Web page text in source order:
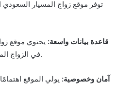
توفر موقع زواج المسيار
1. قاعدة بيانات واسعة: يحتوي موقع
في الزواج المسيار. يمكن للأعضاء استعراض الملفات الشخصية والتواصل مع الأشخاص المناسبين لهم.
2. آمان وخصوصية: يولي الموقع